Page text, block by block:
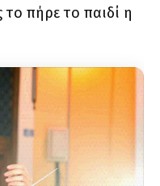
πήρε το παιδί η